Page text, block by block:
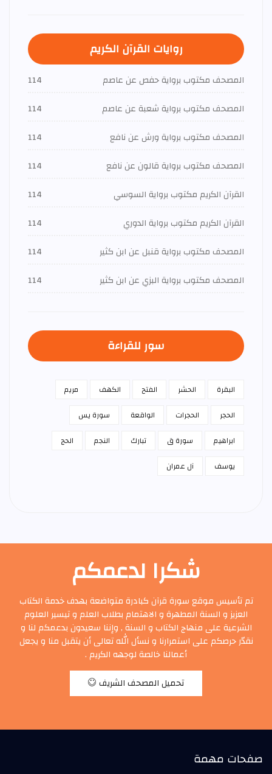
روايات القرآن الكريم
المصحف مكتوب برواية حفص عن عاصم
114
المصحف مكتوب برواية شعبة عن عاصم
114
المصحف مكتوب برواية ورش عن نافع
114
المصحف مكتوب برواية قالون عن نافع
114
القرآن الكريم مكتوب برواية السوسي
114
القرآن الكريم مكتوب برواية الدوري
114
المصحف مكتوب برواية قنبل عن ابن كثير
114
المصحف مكتوب برواية البزي عن ابن كثير
114
سور للقراءة
البقرة الحشر الفتح الكهف
مريم
الحجر
الحجرات الواقعة
سورة يس
ابراهيم
سورة ق تبارك النجم
الحج
يوسف
آل عمران
شكرا لدعمكم
تم تأسيس موقع سورة قرآن كبادرة متواضعة بهدف خدمة الكتاب
العزيز و السنة المطهرة و الاهتمام بطلاب العلم و تيسير العلوم
الشرعية على منهاج الكتاب و السنة , وإننا سعيدون بدعمكم لنا و
نقدّر حرصكم على استمرارنا و نسأل الله تعالى أن يتقبل منا و يجعل
أعمالنا خالصة لوجهه الكريم .
تحميل المصحف الشريف
صفحات مهمة